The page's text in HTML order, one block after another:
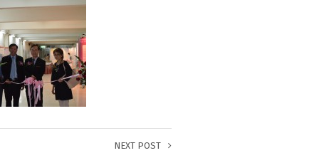
NEXT POST